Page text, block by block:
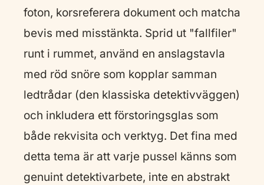
foton, korsreferera dokument och matcha
bevis med misstänkta. Sprid ut "fallfiler"
runt i rummet, använd en anslagstavla
med röd snöre som kopplar samman
ledtrådar (den klassiska detektivväggen)
och inkludera ett förstoringsglas som
både rekvisita och verktyg. Det fina med
detta tema är att varje pussel känns som
genuint detektivarbete, inte en abstrakt